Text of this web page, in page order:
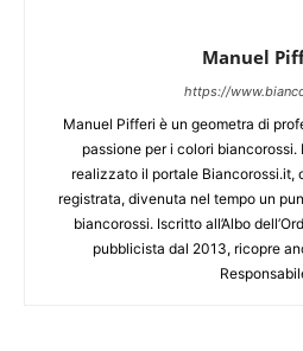
Manuel
https://
Manuel Pifferi è un geometra di
passione per i colori
realizzato il portale Biancorossi.it,
registrata, divenuta nel tempo un
biancorossi. Iscritto all’Albo
pubblicista dal 2013, ricopre